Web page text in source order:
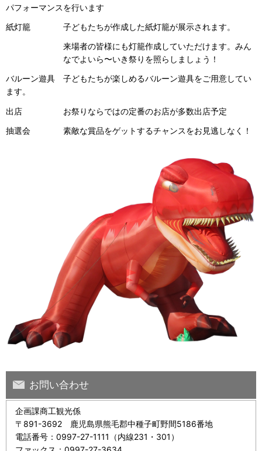
パフォーマンスを行います
紙灯籠 子どもたちが作成した紙灯籠が展示されます。
来場者の皆様にも灯籠作成していただけます。みん
なでよいら〜いき祭りを照らしましょう！
バルーン遊具 子どもたちが楽しめるバルーン遊具をご用意してい
ます。
出店 お祭りならではの定番のお店が多数出店予定
抽選会 素敵な賞品をゲットするチャンスをお見逃しなく！
お問い合わせ
企画課商工観光係
〒891-3692 鹿児島県熊毛郡中種子町野間5186番地
電話番号：0997-27-1111（内線231・301）